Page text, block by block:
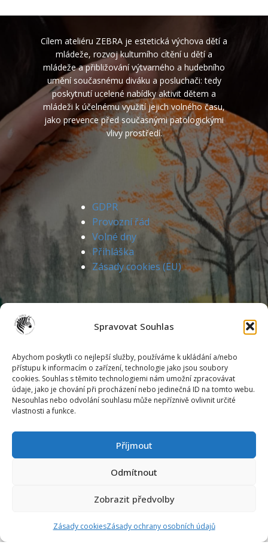
Spravovat Souhlas
Abychom poskytli co nejlepší služby, používáme k ukládání a/nebo
přístupu k informacím o zařízení, technologie jako jsou soubory
cookies. Souhlas s těmito technologiemi nám umožní zpracovávat
údaje, jako je chování při procházení nebo jedinečná ID na tomto webu.
Nesouhlas nebo odvolání souhlasu může nepříznivě ovlivnit určité
vlastnosti a funkce.
Příjmout
Odmítnout
Zobrazit předvolby
Zásady cookiesZásady ochrany osobních údajů
Cílem ateliéru ZEBRA je estetická výchova dětí a
mládeže, rozvoj kulturního cítění u dětí a
mládeže a přibližování výtvarného a hudebního
umění současnému diváku a posluchači: tedy
poskytnutí ucelené nabídky aktivit dětem a
mládeži k účelnému využití jejich volného času,
jako prevence před současnými patologickými
vlivy prostředí.
GDPR
Provozní řád
Volné dny
Přihláška
Zásady cookies (EU)
Markéta Kunstová
Podlesí IV./5302
e-mail: zebrazlin@gmail.com
IČ: 72438436